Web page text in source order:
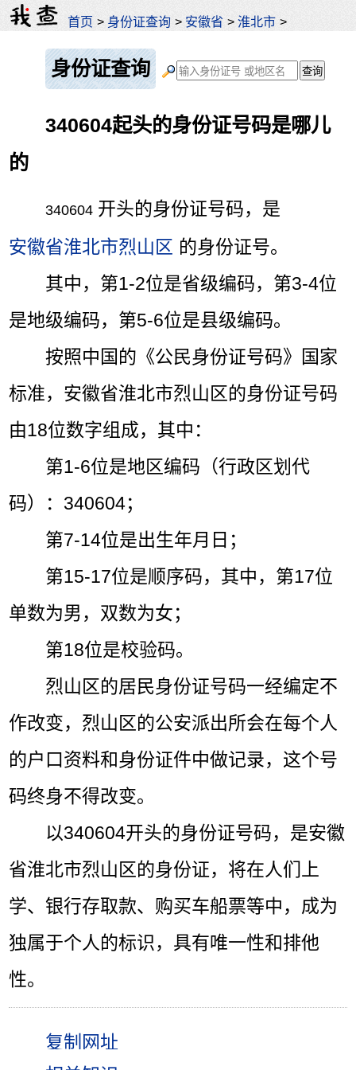
首页 > 身份证查询 > 安徽省 >淮北市 >
身份证查询
340604起头的身份证号码是哪儿
的
340604 开头的身份证号码，是
安徽省淮北市烈山区 的身份证号。
其中，第1-2位是省级编码，第3-4位
是地级编码，第5-6位是县级编码。
按照中国的《公民身份证号码》国家
标准，安徽省淮北市烈山区的身份证号码
由18位数字组成，其中：
第1-6位是地区编码（行政区划代
码）：340604；
第7-14位是出生年月日；
第15-17位是顺序码，其中，第17位
单数为男，双数为女；
第18位是校验码。
烈山区的居民身份证号码一经编定不
作改变，烈山区的公安派出所会在每个人
的户口资料和身份证件中做记录，这个号
码终身不得改变。
以340604开头的身份证号码，是安徽
省淮北市烈山区的身份证，将在人们上
学、银行存取款、购买车船票等中，成为
独属于个人的标识，具有唯一性和排他
性。